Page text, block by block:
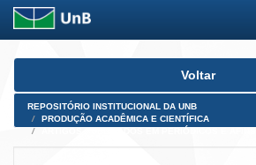
Skip
Voltar
REPOSITÓRIO INSTITUCIONAL DA UNB
PRODUÇÃO ACADÊMICA E CIENTÍFICA